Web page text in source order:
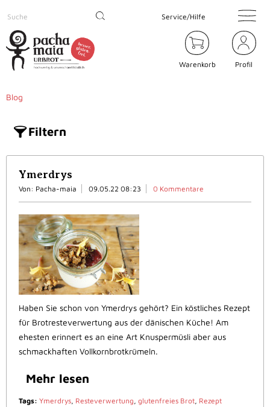
Service/Hilfe
Warenkorb Profil
Blog
Filtern
Ymerdrys
Von: Pacha-maia 09.05.22 08:23 0 Kommentare
Haben Sie schon von Ymerdrys gehört? Ein köstliches Rezept
für Brotresteverwertung aus der dänischen Küche! Am
ehesten erinnert es an eine Art Knuspermüsli aber aus
schmackhaften Vollkornbrotkrümeln.
Mehr lesen
Tags: Ymerdrys, Resteverwertung, glutenfreies Brot, Rezept